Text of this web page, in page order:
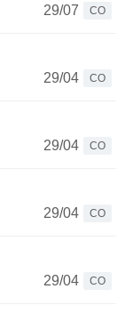
29/07
CO
29/04
CO
29/04
CO
29/04
CO
29/04
CO